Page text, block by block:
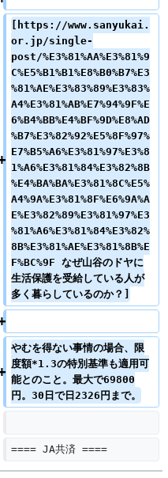
[https://www.sanyukai.
or.jp/single-
post/%E3%81%AA%E3%81%9
C%E5%B1%B1%E8%B0%B7%E3
%81%AE%E3%83%89%E3%83%
A4%E3%81%AB%E7%94%9F%E
6%B4%BB%E4%BF%9D%E8%AD
%B7%E3%82%92%E5%8F%97%
E7%B5%A6%E3%81%97%E3%8
1%A6%E3%81%84%E3%82%8B
%E4%BA%BA%E3%81%8C%E5%
A4%9A%E3%81%8F%E6%9A%A
E%E3%82%89%E3%81%97%E3
%81%A6%E3%81%84%E3%82%
8B%E3%81%AE%E3%81%8B%E
F%BC%9F なぜ山谷のドヤに
生活保護を受給している人が
多く暮らしているのか？]
やむを得ない事情の場合、限
度額*1.3の特別基準も適用可
能とのこと。最大で69800
円。30日で日2326円まで。
==== JA共済 ====